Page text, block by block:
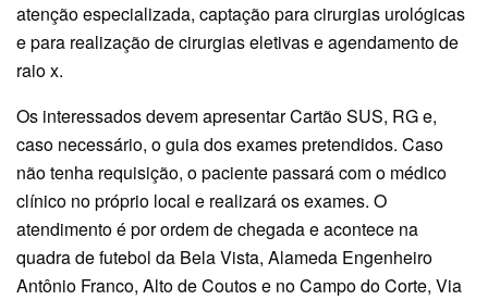
atenção especializada, captação para cirurgias urológicas
e para realização de cirurgias eletivas e agendamento de
raio x.
Os interessados devem apresentar Cartão SUS, RG e,
caso necessário, o guia dos exames pretendidos. Caso
não tenha requisição, o paciente passará com o médico
clínico no próprio local e realizará os exames. O
atendimento é por ordem de chegada e acontece na
quadra de futebol da Bela Vista, Alameda Engenheiro
Antônio Franco, Alto de Coutos e no Campo do Corte, Via